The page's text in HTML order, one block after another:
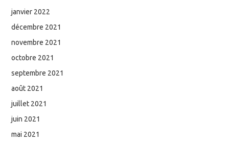
janvier 2022
décembre 2021
novembre 2021
octobre 2021
septembre 2021
août 2021
juillet 2021
juin 2021
mai 2021